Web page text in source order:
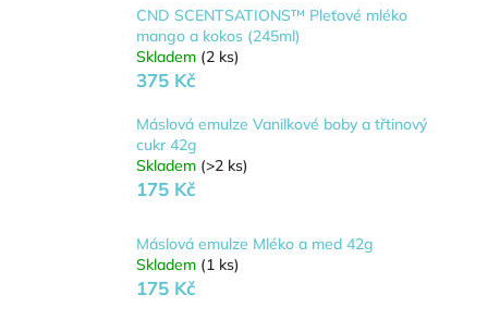
CND SCENTSATIONS™ Pleťové mléko
mango a kokos (245ml)
Skladem (2 ks)
375 Kč
Máslová emulze Vanilkové boby a třtinový
cukr 42g
Skladem (>2 ks)
175 Kč
Máslová emulze Mléko a med 42g
Skladem (1 ks)
175 Kč